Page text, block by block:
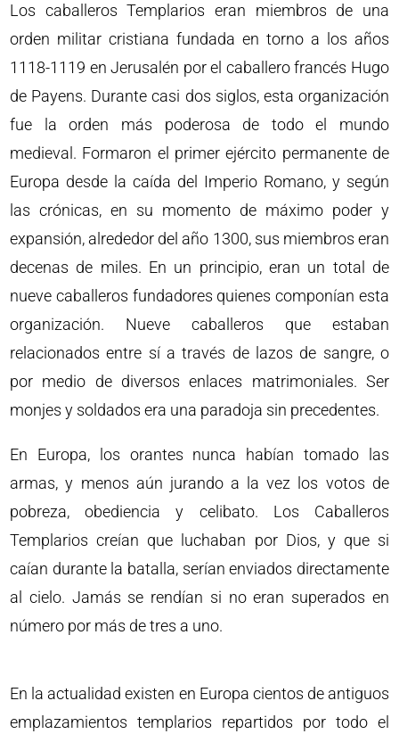
Los caballeros Templarios eran miembros de una
orden militar cristiana fundada en torno a los años
1118-1119 en Jerusalén por el caballero francés Hugo
de Payens. Durante casi dos siglos, esta organización
fue la orden más poderosa de todo el mundo
medieval. Formaron el primer ejército permanente de
Europa desde la caída del Imperio Romano, y según
las crónicas, en su momento de máximo poder y
expansión, alrededor del año 1300, sus miembros eran
decenas de miles. En un principio, eran un total de
nueve caballeros fundadores quienes componían esta
organización. Nueve caballeros que estaban
relacionados entre sí a través de lazos de sangre, o
por medio de diversos enlaces matrimoniales. Ser
monjes y soldados era una paradoja sin precedentes.
En Europa, los orantes nunca habían tomado las
armas, y menos aún jurando a la vez los votos de
pobreza, obediencia y celibato. Los Caballeros
Templarios creían que luchaban por Dios, y que si
caían durante la batalla, serían enviados directamente
al cielo. Jamás se rendían si no eran superados en
número por más de tres a uno.
En la actualidad existen en Europa cientos de antiguos
emplazamientos templarios repartidos por todo el